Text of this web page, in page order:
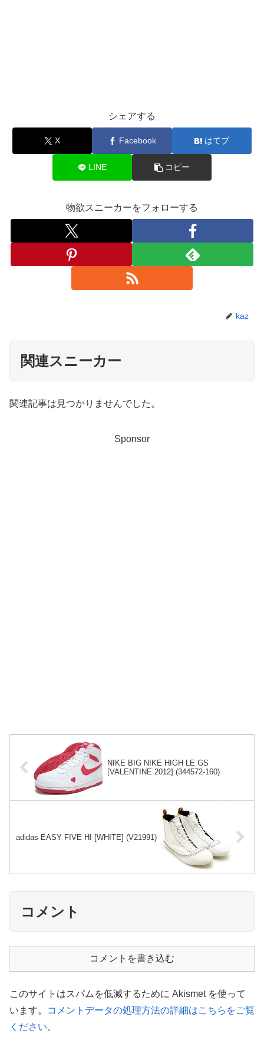
シェアする
X Facebook はてブ
LINE コピー
物欲スニーカーをフォローする
kaz
関連スニーカー
関連記事は見つかりませんでした。
Sponsor
NIKE BIG NIKE HIGH LE GS
[VALENTINE 2012] (344572-160)
adidas EASY FIVE HI [WHITE] (V21991)
コメント
コメントを書き込む
このサイトはスパムを低減するために Akismet を使って
います。
コメントデータの処理方法の詳細はこちらをご覧
ください。